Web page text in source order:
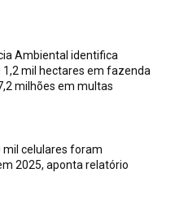
Ambiental identifica
1,2 mil hectares em fazenda
milhões em multas
mil celulares foram
2025, aponta relatório